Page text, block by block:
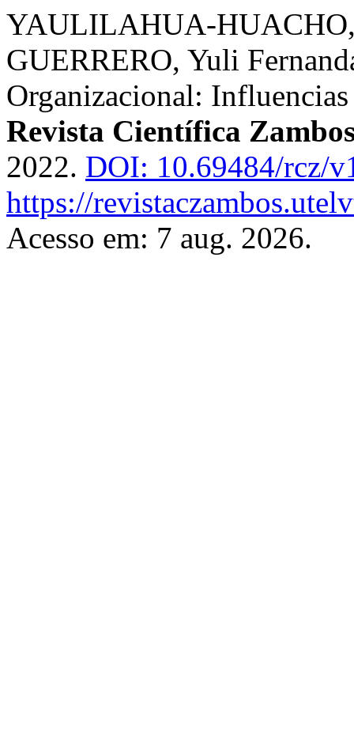
YAULILAHUA-
GUERRERO, Yuli
Organizacional:
Revista Científica
2022. DOI: 10.69484/rcz/
https://
Acesso em: 7 aug. 2026.